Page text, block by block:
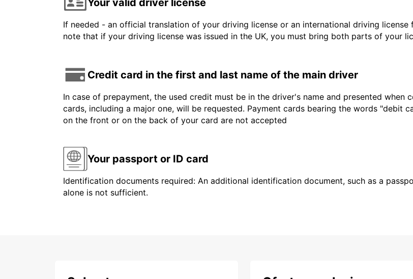
Your valid driver license
If needed - an official translation of your driving license or an international driving
note that if your driving license was issued in the UK, you must bring both parts of your
Credit card in the first and last name of the main driver
In case of prepayment, the used credit must be in the driver's name and presented when
cards, including a major one, will be requested. Payment cards bearing the words "debit
on the front or on the back of your card are not accepted
Your passport or ID card
Identification documents required: An additional identification document, such as a
alone is not sufficient.